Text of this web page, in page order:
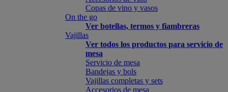
Copas de vino y vasos
On the go
Ver botellas, termos y fiambreras
Vajillas
Ver todos los productos para servicio de
mesa
Servicio de mesa
Bandejas y bols
Vajillas completas y sets
Accesorios de mesa